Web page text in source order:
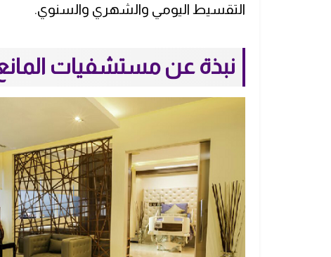
التقسيط اليومي والشهري والسنوي.
نبذة عن مستشفيات المانع